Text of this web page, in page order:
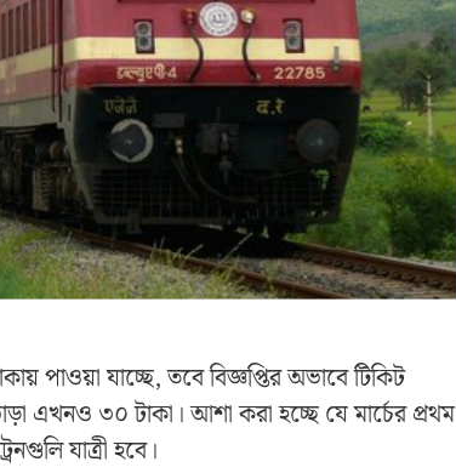
পাওয়া যাচ্ছে, তবে বিজ্ঞপ্তির অভাবে টিকিট
এখনও ৩০ টাকা। আশা করা হচ্ছে যে মার্চের প্রথম
যাত্রী হবে।